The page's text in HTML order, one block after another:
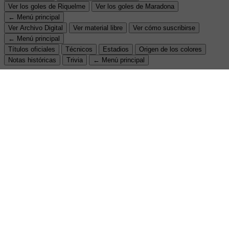
Ver los goles de Riquelme
Ver los goles de Maradona
← Menú principal
Ver Archivo Digital
Ver material libre
Ver cómo suscribirse
← Menú principal
Títulos oficiales
Técnicos Estadios
Origen de los colores
Notas históricas
Trivia ← Menú principal